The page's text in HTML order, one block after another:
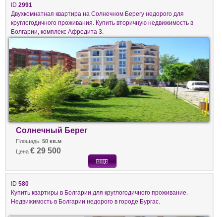
ID 2991
Двухкомнатная квартира на Солнечном Берегу недорого для
круглогодичного проживания. Купить вторичную недвижимость в
Болгарии, комплекс Афродита 3.
Солнечный Берег
Площадь: 50 кв.м
Цена € 29 500
ID 580
Купить квартиры в Болгарии для круглогодичного проживание.
Недвижимость в Болгарии недорого в городе Бургас.